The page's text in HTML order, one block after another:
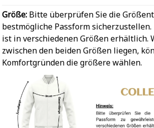
Größe: Bitte überprüfen Sie die
bestmögliche Passform
ist in verschiedenen Größen erhältlich.
zwischen den beiden Größen liegen,
Komfortgründen die größere wählen.